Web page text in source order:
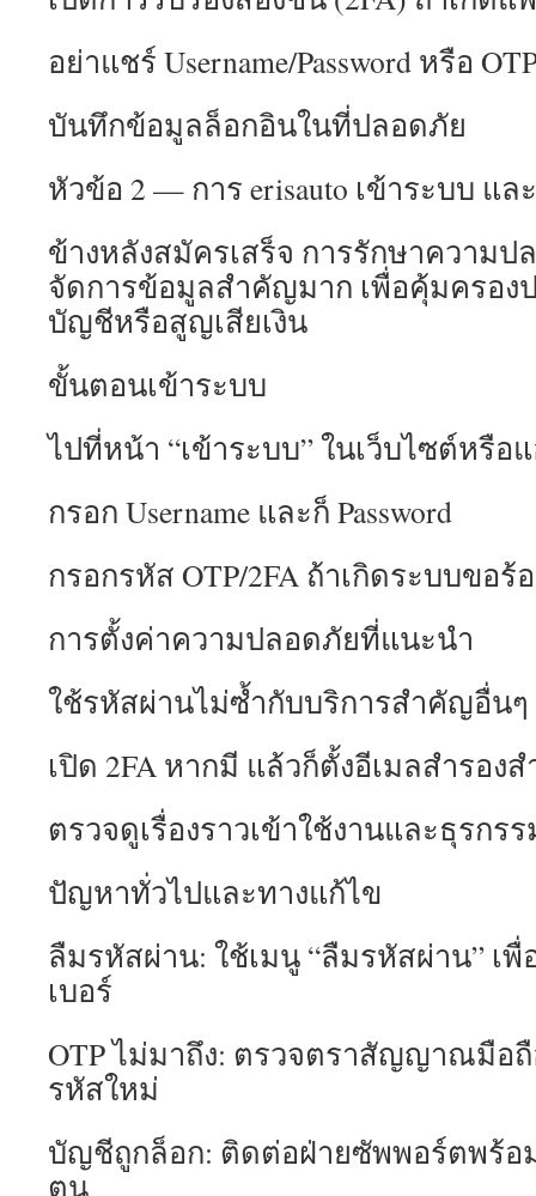
อย่าแชร์ Username/Password หรือ
บันทึกข้อมูลล็อกอินในที่ปลอดภัย
หัวข้อ 2 — การ erisauto เข้าระบบ แ
ข้างหลังสมัครเสร็จ การรักษาความ
จัดการข้อมูลสำคัญมาก เพื่อคุ้มครอง
บัญชีหรือสูญเสียเงิน
ขั้นตอนเข้าระบบ
ไปที่หน้า “เข้าระบบ” ในเว็บไซต์หรือ
กรอก Username และก็ Password
กรอกรหัส OTP/2FA ถ้าเกิดระบบขอร้
การตั้งค่าความปลอดภัยที่แนะนำ
ใช้รหัสผ่านไม่ซ้ำกับบริการสำคัญอื่นๆ
เปิด 2FA หากมี แล้วก็ตั้งอีเมลสำรอ
ตรวจดูเรื่องราวเข้าใช้งานและธุรกร
ปัญหาทั่วไปและทางแก้ไข
ลืมรหัสผ่าน: ใช้เมนู “ลืมรหัสผ่าน” เ
เบอร์
OTP ไม่มาถึง: ตรวจตราสัญญาณมือถื
รหัสใหม่
บัญชีถูกล็อก: ติดต่อฝ่ายซัพพอร์ตพร้อ
ตน